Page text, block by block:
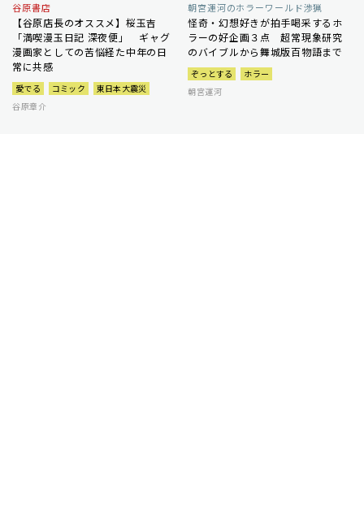
谷原書店
【谷原店長のオススメ】桜玉吉
「満喫漫玉日記 深夜便」 ギャグ
漫画家としての苦悩経た中年の日
常に共感
愛でる コミック
東日本大震災
谷原章介
朝宮運河のホラーワールド渉猟
怪奇・幻想好きが拍手喝采するホ
ラーの好企画３点 超常現象研究
のバイブルから舞城版百物語まで
ぞっとする
ホラー
朝宮運河